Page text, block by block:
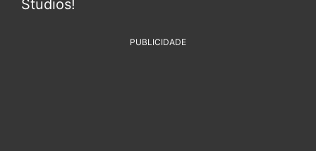
Studios!
PUBLICIDADE